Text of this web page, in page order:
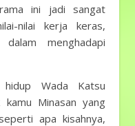
ini jadi sangat
nilai kerja keras,
menghadapi
Wada Katsu
kamu Minasan yang
apa kisahnya,